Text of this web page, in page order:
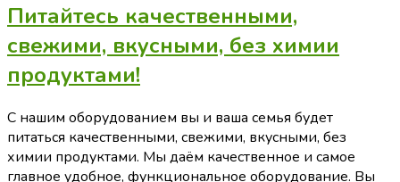
Питайтесь качественными,
свежими, вкусными, без химии
продуктами!
С нашим оборудованием вы и ваша семья будет
питаться качественными, свежими, вкусными, без
химии продуктами. Мы даём качественное и самое
главное удобное, функциональное оборудование. Вы